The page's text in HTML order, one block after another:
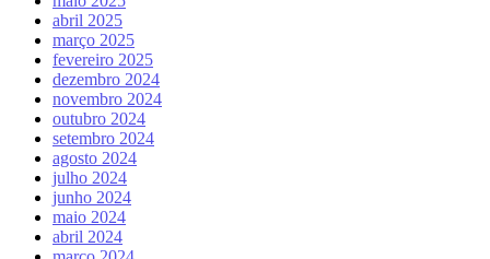
abril 2025
março 2025
fevereiro 2025
dezembro 2024
novembro 2024
outubro 2024
setembro 2024
agosto 2024
julho 2024
junho 2024
maio 2024
abril 2024